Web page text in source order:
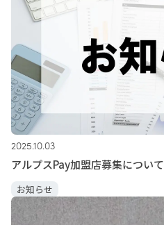
2025.10.03
アルプスPay加盟店募集について
お知らせ